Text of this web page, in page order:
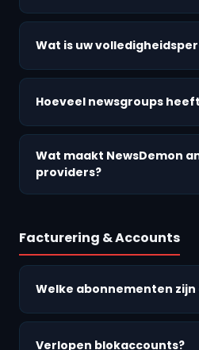
Wat is uw
Hoeveel newsgroups
Wat maakt NewsDemon
providers?
Facturering & Accounts
Welke abonnementen zijn
Verlopen blokaccounts?